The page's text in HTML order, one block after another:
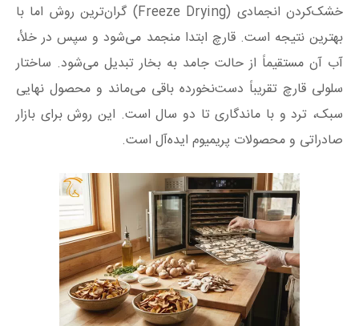
خشک‌کردن انجمادی (Freeze Drying) گران‌ترین روش اما با
بهترین نتیجه است. قارچ ابتدا منجمد می‌شود و سپس در خلأ،
آب آن مستقیماً از حالت جامد به بخار تبدیل می‌شود. ساختار
سلولی قارچ تقریباً دست‌نخورده باقی می‌ماند و محصول نهایی
سبک، ترد و با ماندگاری تا دو سال است. این روش برای بازار
صادراتی و محصولات پریمیوم ایده‌آل است.